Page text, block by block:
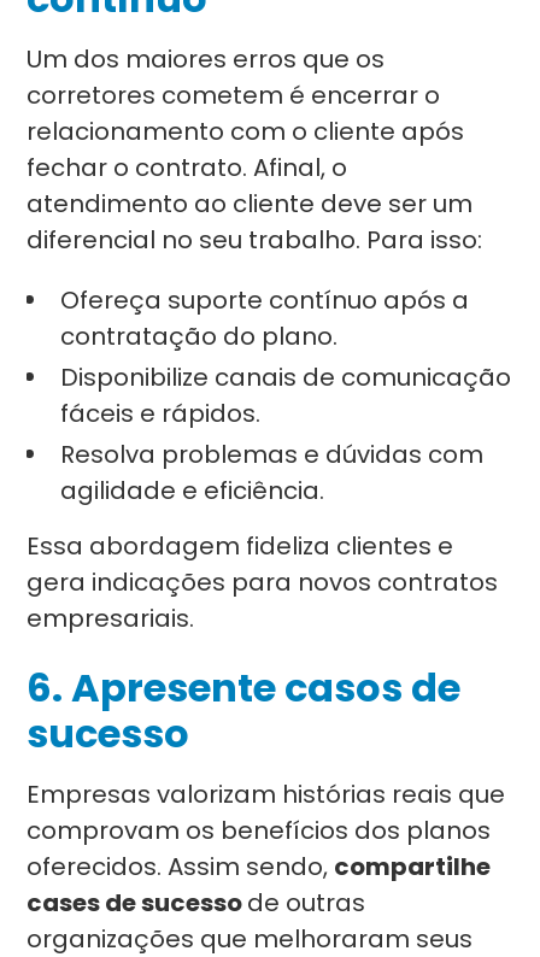
Um dos maiores erros que os
corretores cometem é encerrar o
relacionamento com o cliente após
fechar o contrato. Afinal, o
atendimento ao cliente deve ser um
diferencial no seu trabalho. Para isso:
Ofereça suporte contínuo após a
contratação do plano.
Disponibilize canais de comunicação
fáceis e rápidos.
Resolva problemas e dúvidas com
agilidade e eficiência.
Essa abordagem fideliza clientes e
gera indicações para novos contratos
empresariais.
6. Apresente casos de
sucesso
Empresas valorizam histórias reais que
comprovam os benefícios dos planos
oferecidos. Assim sendo, compartilhe
cases de sucessode outras
organizações que melhoraram seus